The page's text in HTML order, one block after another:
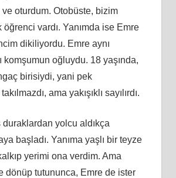
oturdum. Otobüste, bizim
vardı. Yanımda ise Emre
dikiliyordu. Emre aynı
komşumun oğluydu. 18 yaşında,
birisiydi, yani pek
ama yakışıklı sayılırdı.
yolcu aldıkça
başladı. Yanıma yaşlı bir teyze
yerimi ona verdim. Ama
dönüp tutununca, Emre de ister